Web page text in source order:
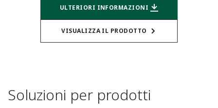
ULTERIORI INFORMAZIONI
VISUALIZZA IL PRODOTTO
Soluzioni per prodotti